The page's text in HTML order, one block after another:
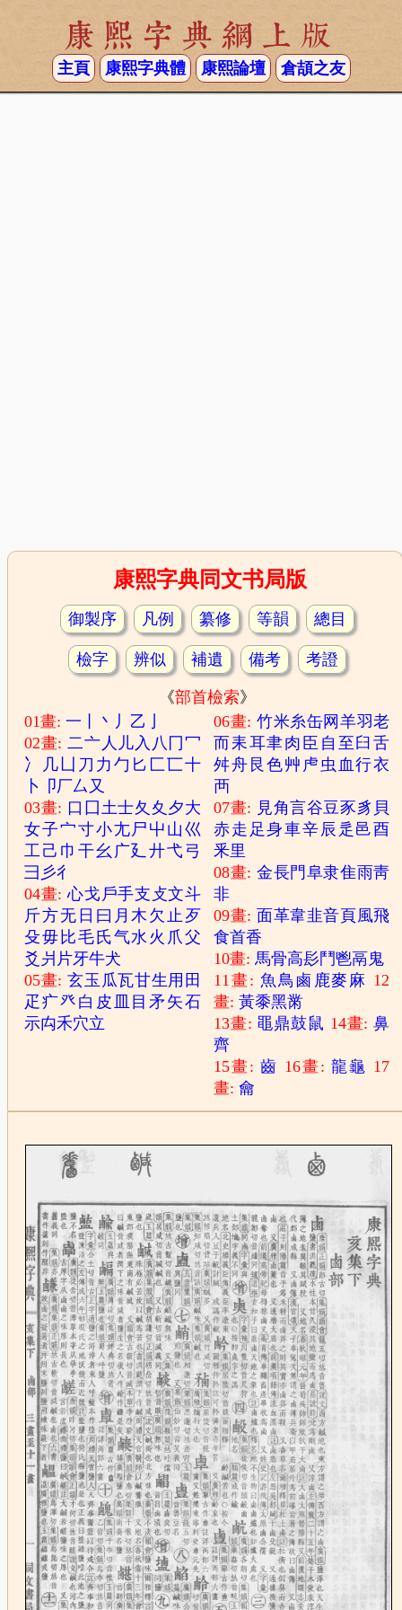
康熙字典網上版
主頁 康熙字典體 康熙論壇 倉頡之友
康熙字典同文书局版
御製序 凡例 纂修 等韻 總目
檢字 辨似 補遺 備考 考證
《部首檢索》
01畫:一 丶 丿 乙
02畫:二亠 人 儿入 八 冂冖
冫
几 凵 刀 力 勹 匕 匚匸十
卜
卩厂厶 又
03畫: 口 囗 土士夂 夊 夕大
女子宀寸小尢尸 屮 山巛
工 己 巾 干幺 广廴廾弋弓
彐 彡彳
04畫:心戈 戶手支 攴文斗
斤方无 日 曰 月木 欠止 歹
殳毋 比毛 氏气水 火 爪父
爻 爿 片牙牛犬
05畫:玄玉 瓜瓦甘生用 田
疋 疒癶 白 皮 目矛 矢石
示禸禾穴立
06畫: 竹米糸缶网 羊羽老
而耒耳聿肉 臣 自 至 臼舌
舛舟 艮色艸 虍 虫 血行衣
襾
07畫: 見角言谷豆豕豸 貝
赤走 足身車辛辰 辵 邑酉
釆里
08畫: 金長門 阜隶隹雨靑
非
09畫: 面革韋韭音頁風飛
食首香
10畫:馬骨高髟 鬥鬯鬲 鬼
11畫: 魚鳥 鹵 鹿麥 麻 12
畫:黃黍黑黹
13畫: 黽鼎鼓鼠 14畫:鼻
齊
15畫:齒 16畫:龍龜 17
畫:龠